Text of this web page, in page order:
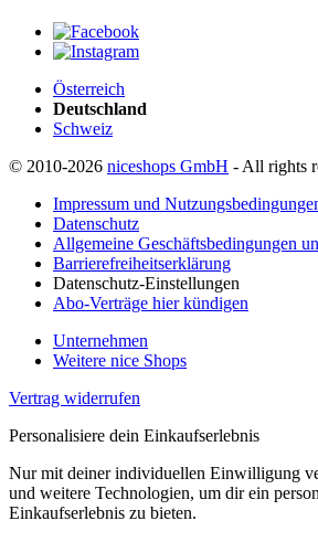
Österreich
Deutschland
Schweiz
© 2010-2026 niceshops GmbH - All rights
Impressum und
Datenschutz
Allgemeine Geschäftsbedingungen
Barrierefreiheitserklärung
Datenschutz-Einstellungen
Abo-Verträge hier kündigen
Unternehmen
Weitere nice Shops
Vertrag widerrufen
Personalisiere dein Einkaufserlebnis
Nur mit deiner individuellen Einwilligung
und weitere Technologien, um dir ein
Einkaufserlebnis zu bieten.